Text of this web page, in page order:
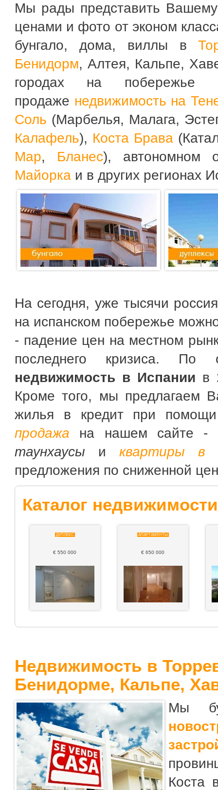
Мы рады представить
ценами и фото от эконом
бунгало, дома, виллы в
Бенидорм,Алтея, Кальпе,
городах на побережье
продаже недвижимость на
Соль (Марбелья, Малага,
Калафель), Коста Брава
Мар, Бланес), автономном
Майорка и в других регионах
На сегодня, уже тысячи
на испанском побережье
- падение цен на местном
последнего кризиса. По
недвижимость в Испании в
Кроме того, мы предлагаем
жилья в кредит при
продажа на нашем сайте
таунхаусы иквартиры в
предложения по сниженной
Каталог
ДУПЛЕКС
€ 550 000
АПАРТАМЕНТЫ
€ 650 000
Недвижимость в
Бенидорме, Кальпе,
Мы
Коста